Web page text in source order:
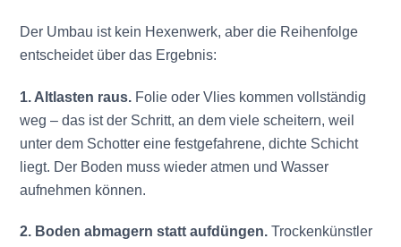
Der Umbau ist kein Hexenwerk, aber die Reihenfolge
entscheidet über das Ergebnis:
1. Altlasten raus. Folie oder Vlies kommen vollständig
weg – das ist der Schritt, an dem viele scheitern, weil
unter dem Schotter eine festgefahrene, dichte Schicht
liegt. Der Boden muss wieder atmen und Wasser
aufnehmen können.
2. Boden abmagern statt aufdüngen. Trockenkünstler